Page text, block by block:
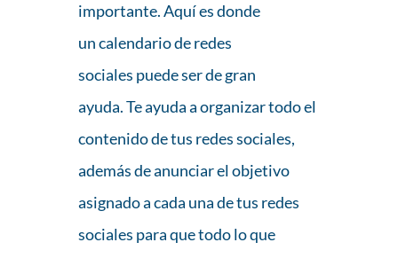
importante. Aquí es donde
un calendario de redes
sociales puede ser de gran
ayuda. Te ayuda a organizar todo el
contenido de tus redes sociales,
además de anunciar el objetivo
asignado a cada una de tus redes
sociales para que todo lo que